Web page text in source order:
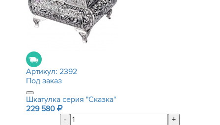
Артикул: 2392
Под заказ
Шкатулка серия "Сказка"
229 580
-
+